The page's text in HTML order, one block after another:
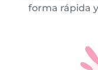
forma rápida